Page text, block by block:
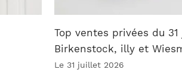
Top ventes privées du
Birkenstock, illy et
Le 31 juillet 2026